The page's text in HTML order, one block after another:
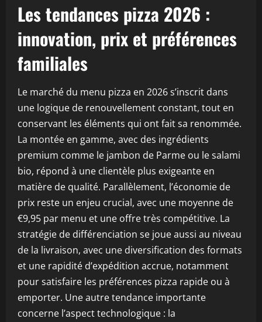
Les tendances pizza 2026 :
innovation, prix et préférences
familiales
Le marché du menu pizza en 2026 s’inscrit dans
une logique de renouvellement constant, tout en
conservant les éléments qui ont fait sa renommée.
La montée en gamme, avec des ingrédients
premium comme le jambon de Parme ou le salami
bio, répond à une clientèle plus exigeante en
matière de qualité. Parallèlement, l’économie de
prix reste un enjeu crucial, avec une moyenne de
€9,95 par menu et une offre très compétitive. La
stratégie de différenciation se joue aussi au niveau
de la livraison, avec une diversification des formats
et une rapidité d’expédition accrue, notamment
pour satisfaire les préférences pizza rapide ou à
emporter. Une autre tendance importante
concerne l’aspect technologique : la